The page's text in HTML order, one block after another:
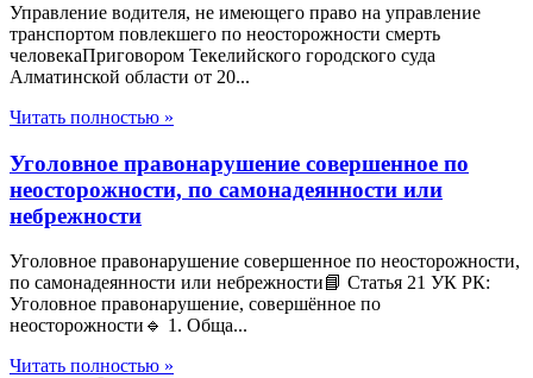
Управление водителя, не имеющего право на управление
транспортом повлекшего по неосторожности смерть
человекаПриговором Текелийского городского суда
Алматинской области от 20...
Читать полностью »
Уголовное правонарушение совершенное по
неосторожности, по самонадеянности или
небрежности
Уголовное правонарушение совершенное по неосторожности,
по самонадеянности или небрежности📘 Статья 21 УК РК:
Уголовное правонарушение, совершённое по
неосторожности🔹 1. Обща...
Читать полностью »